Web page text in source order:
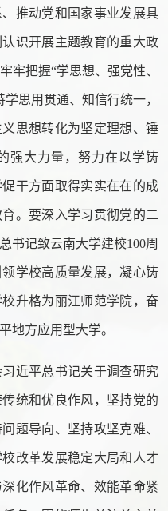
推动党和国家事业发展具
识开展主题教育的重大政
牢把握“学思想、强党性、
思用贯通、知信行统一，
思想转化为坚定理想、锤
强大力量，努力在以学铸
干方面取得实实在在的成
。要深入学习贯彻党的二
书记致云南大学建校100周
学校高质量发展，凝心铸
升格为丽江师范学院，奋
地方应用型大学。
近平总书记关于调查研究
统和优良作风，坚持党的
题导向、坚持攻坚克难、
改革发展稳定大局和人才
化作风革命、效能革命紧